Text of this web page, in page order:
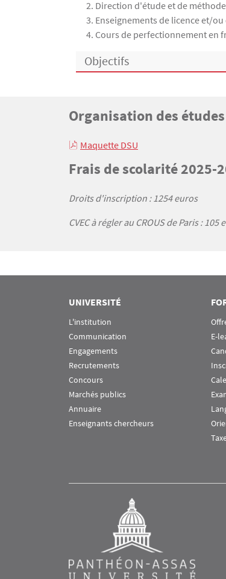
Direction d'étude et de
Enseignements de licence et/
Cours de perfectionnement en
Objectifs
Bloc(s) libre(s)
Titre
Organisation des études
TexteMaquette DSU
Titre
Frais de scolarité 2025-
Texte
Droits d'inscription : 1254 euros
CVEC à régler au CROUS de Paris : 105
UNIVERSITÉ
L'institution
Communication
Engagements
Recrutements
Concours
Marchés publics
Annuaire
Enseignants chercheurs
E-